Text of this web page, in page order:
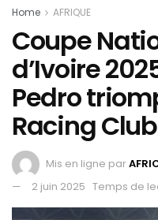
Home AFRIQUE
Coupe
d’Ivoire
Pedro
Racing
Mis en ligne par
2 juin 2025 Temps de